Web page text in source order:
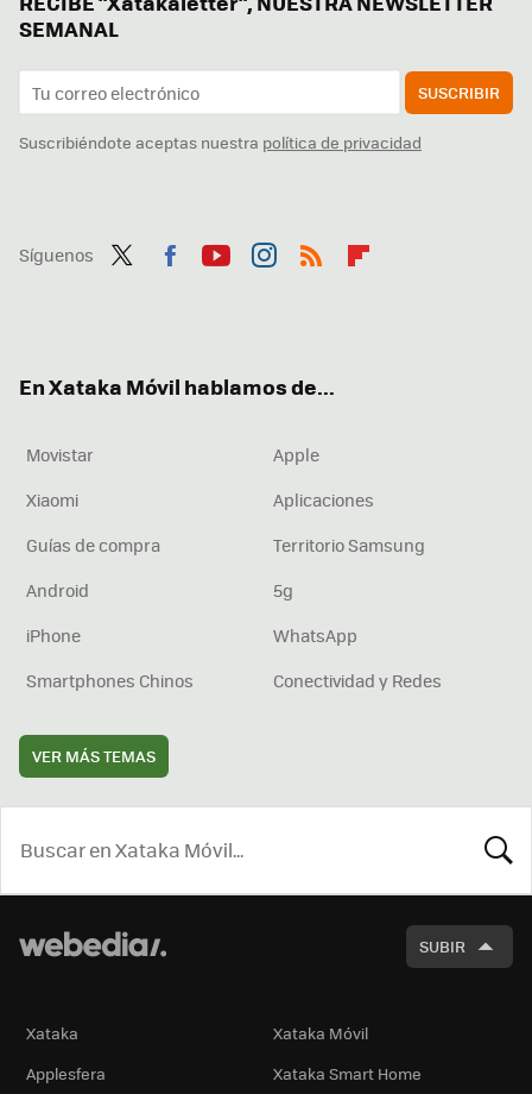
SEMANAL
SUSCRIBIR
Suscribiéndote aceptas nuestra política de privacidad
Síguenos
En Xataka Móvil hablamos de...
Movistar
Apple
Xiaomi
Aplicaciones
Guías de compra
Territorio Samsung
Android
5g
iPhone
WhatsApp
Smartphones Chinos
Conectividad y Redes
VER MÁS TEMAS
SUBIR
Xataka
Xataka Móvil
Applesfera
Xataka Smart Home